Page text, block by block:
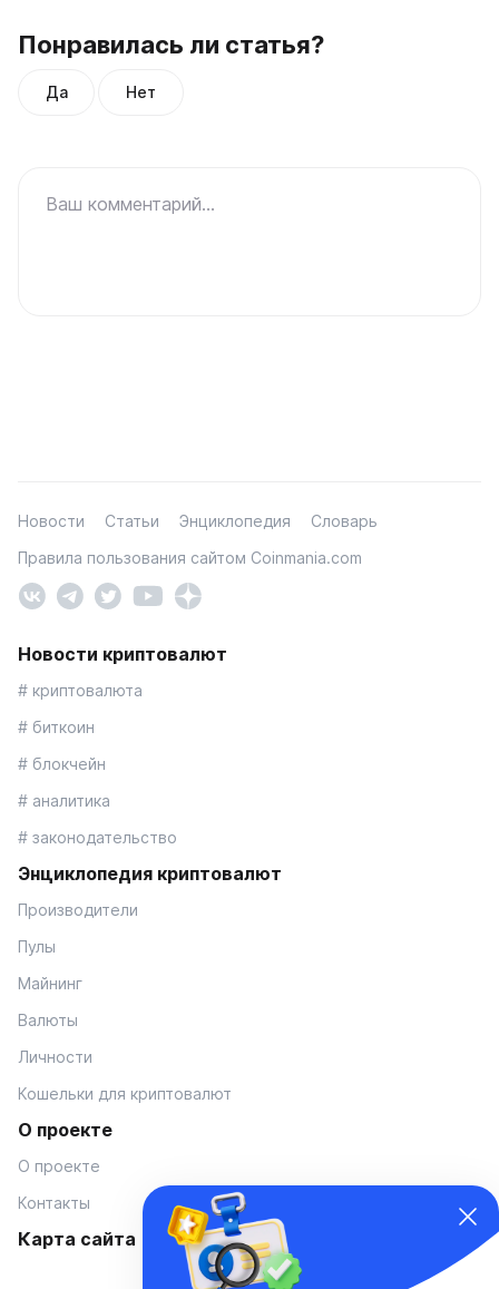
Понравилась ли статья?
Да Нет
Ваш комментарий...
Новости Статьи Энциклопедия
Словарь
Правила пользования сайтом Coinmania.com
Новости криптовалют
# криптовалюта
# биткоин
# блокчейн
# аналитика
# законодательство
Энциклопедия криптовалют
Производители
Пулы
Майнинг
Валюты
Личности
Кошельки для криптовалют
О проекте
О проекте
Контакты
Карта сайта